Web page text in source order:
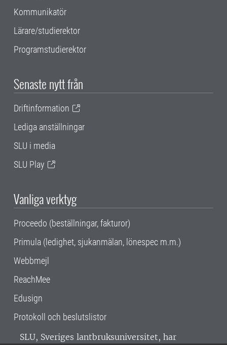
Kommunikatör
Lärare/studierektor
Programstudierektor
Senaste nytt från
Driftinformation
Lediga anställningar
SLU i media
SLU Play
Vanliga verktyg
Proceedo (beställningar, fakturor)
Primula (ledighet, sjukanmälan, lönespec m.m.)
Webbmejl
ReachMee
Edusign
Protokoll och beslutslistor
SLU, Sveriges lantbruksuniversitet, har